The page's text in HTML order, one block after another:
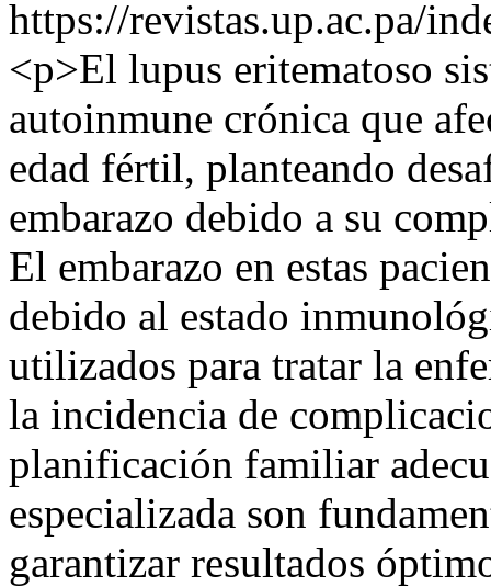
https://revistas.up.ac.pa/
<p>El lupus eritematoso
autoinmune crónica que
edad fértil, planteando
embarazo debido a su
El embarazo en estas
debido al estado
utilizados para tratar la
la incidencia de
planificación familiar
especializada son
garantizar resultados